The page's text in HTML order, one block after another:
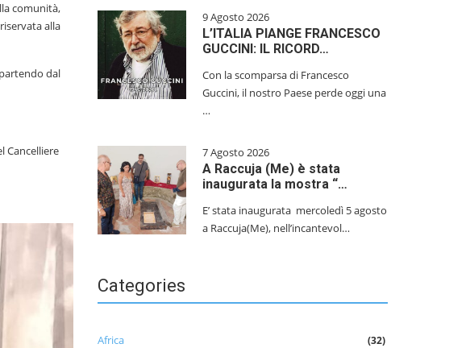
comunità,
alla
dal
Cancelliere
9 Agosto 2026
L’ITALIA PIANGE FRANCESCO
GUCCINI: IL RICORD…
Con la scomparsa di Francesco
Guccini, il nostro Paese perde oggi una
…
7 Agosto 2026
A Raccuja (Me) è stata
inaugurata la mostra “…
E’ stata inaugurata mercoledì 5 agosto
a Raccuja(Me), nell’incantevol…
Categories
Africa (32)